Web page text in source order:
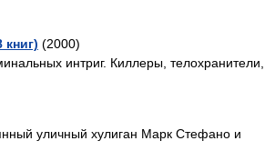
(2000)
интриг. Киллеры, телохранители,
уличный хулиган Марк Стефано и